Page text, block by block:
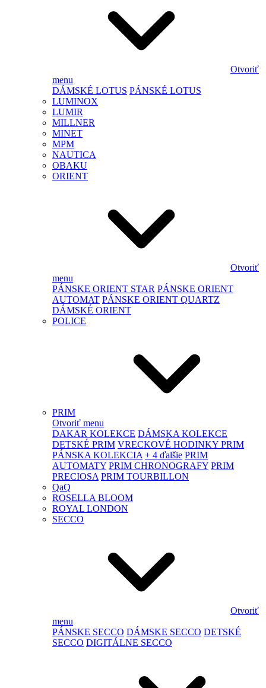
Otvoriť
menu
DÁMSKÉ LOTUS PÁNSKÉ LOTUS
LUMINOX
LUMIR
MILLNER
MINET
MPM
NAUTICA
OBAKU
ORIENT
Otvoriť
menu
PÁNSKE ORIENT STAR PÁNSKE ORIENT
AUTOMAT PÁNSKE ORIENT QUARTZ
DÁMSKÉ ORIENT
POLICE
PRIM
Otvoriť menu
DAKAR KOLEKCE DÁMSKA KOLEKCE
DETSKÉ PRIM VRECKOVÉ HODINKY PRIM
PÁNSKA KOLEKCIA + 4 ďalšie PRIM
AUTOMATY PRIM CHRONOGRAFY PRIM
PRECIOSA PRIM TOURBILLON
QaQ
ROSELLA BLOOM
ROYAL LONDON
SECCO
Otvoriť
menu
PÁNSKE SECCO DÁMSKE SECCO DETSKÉ
SECCO DIGITÁLNE SECCO